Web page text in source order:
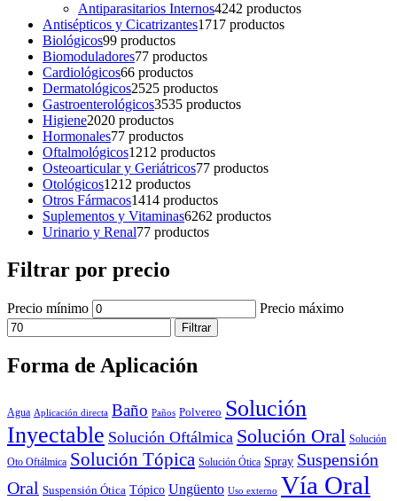
Antiparasitarios Internos4242 productos
Antisépticos y Cicatrizantes1717 productos
Biológicos99 productos
Biomoduladores77 productos
Cardiológicos66 productos
Dermatológicos2525 productos
Gastroenterológicos3535 productos
Higiene2020 productos
Hormonales77 productos
Oftalmológicos1212 productos
Osteoarticular y Geriátricos77 productos
Otológicos1212 productos
Otros Fármacos1414 productos
Suplementos y Vitaminas6262 productos
Urinario y Renal77 productos
Filtrar por precio
Precio mínimo Precio máximo
Filtrar
Forma de Aplicación
Agua Aplicación directa Baño Paños Polvereo Solución
Inyectable Solución Oftálmica Solución Oral Solución
Oto Oftálmica Solución Tópica Solución Ótica Spray Suspensión
Oral Suspensión Ótica Tópico Ungüento Uso externo Vía Oral